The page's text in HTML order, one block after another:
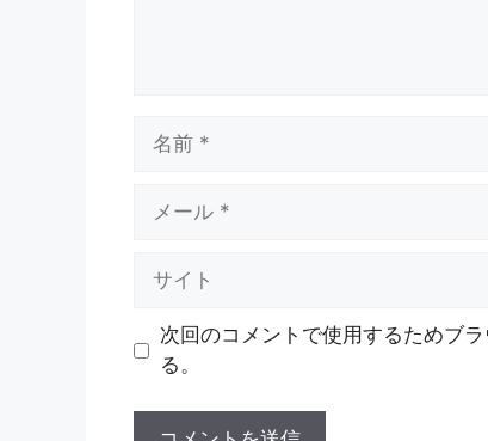
次回のコメントで使用するためブ
る。